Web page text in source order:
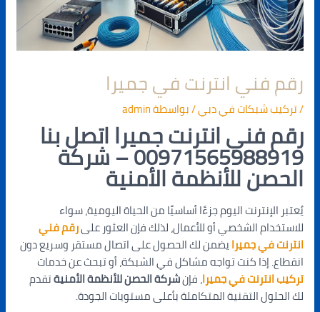
رقم فني انترنت في جميرا
/تركيب شبكات في دبي/ بواسطةadmin
رقم فني انترنت جميرا اتصل بنا
00971565988919 – شركة
الحصن للأنظمة الأمنية
يُعتبر الإنترنت اليوم جزءًا أساسيًا من الحياة اليومية، سواء
للاستخدام الشخصي أو للأعمال، لذلك فإن العثور علىرقم فني
انترنت في جميرايضمن لك الحصول على اتصال مستقر وسريع دون
انقطاع. إذا كنت تواجه مشاكل في الشبكة، أو تبحث عن خدمات
تركيب انترنت في جميرا، فإنشركة الحصن للأنظمة الأمنيةتقدم
لك الحلول التقنية المتكاملة بأعلى مستويات الجودة.